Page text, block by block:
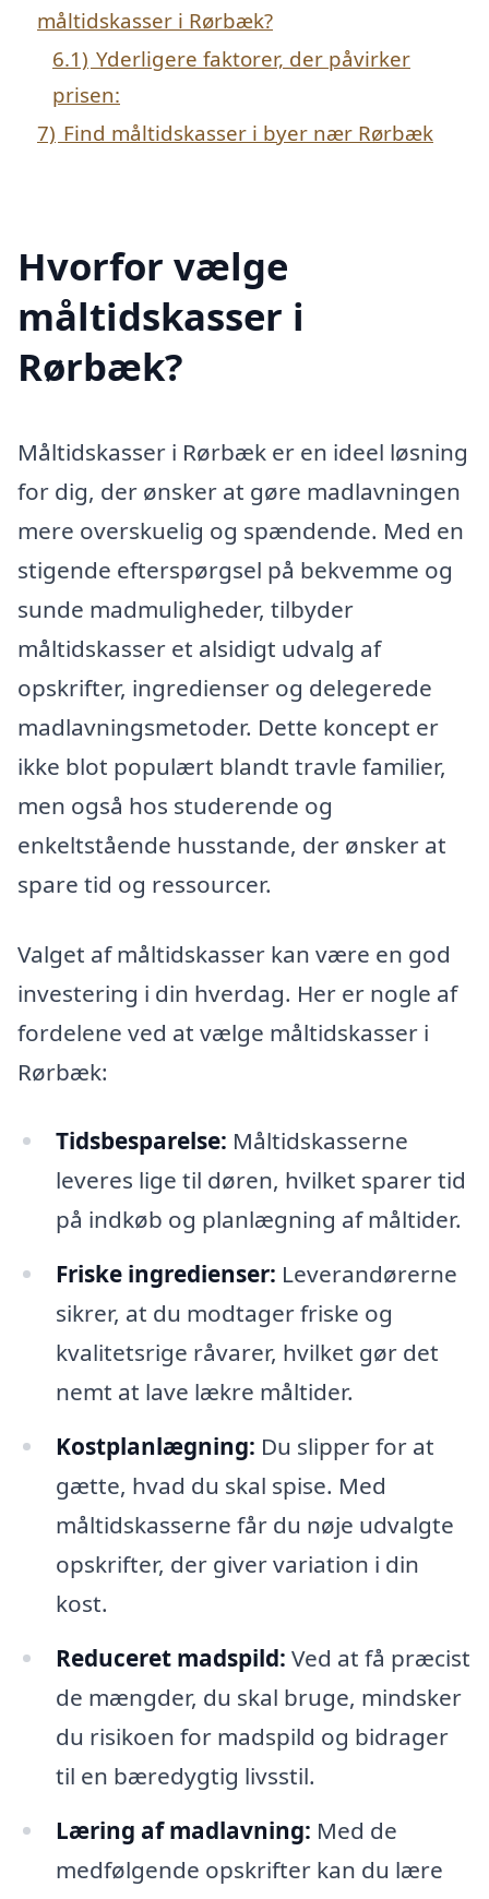
måltidskasser i Rørbæk?
6.1) Yderligere faktorer, der påvirker
prisen:
7) Find måltidskasser i byer nær Rørbæk
Hvorfor vælge
måltidskasser i
Rørbæk?
Måltidskasser i Rørbæk er en ideel løsning
for dig, der ønsker at gøre madlavningen
mere overskuelig og spændende. Med en
stigende efterspørgsel på bekvemme og
sunde madmuligheder, tilbyder
måltidskasser et alsidigt udvalg af
opskrifter, ingredienser og delegerede
madlavningsmetoder. Dette koncept er
ikke blot populært blandt travle familier,
men også hos studerende og
enkeltstående husstande, der ønsker at
spare tid og ressourcer.
Valget af måltidskasser kan være en god
investering i din hverdag. Her er nogle af
fordelene ved at vælge måltidskasser i
Rørbæk:
Tidsbesparelse: Måltidskasserne
leveres lige til døren, hvilket sparer tid
på indkøb og planlægning af måltider.
Friske ingredienser: Leverandørerne
sikrer, at du modtager friske og
kvalitetsrige råvarer, hvilket gør det
nemt at lave lækre måltider.
Kostplanlægning: Du slipper for at
gætte, hvad du skal spise. Med
måltidskasserne får du nøje udvalgte
opskrifter, der giver variation i din
kost.
Reduceret madspild: Ved at få præcist
de mængder, du skal bruge, mindsker
du risikoen for madspild og bidrager
til en bæredygtig livsstil.
Læring af madlavning: Med de
medfølgende opskrifter kan du lære